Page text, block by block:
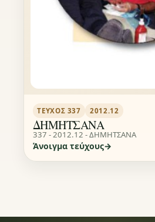
ΤΕΎΧΟΣ 337 2012.12
ΔΗΜΗΤΣΑΝΑ
337 - 2012.12 - ΔΗΜΗΤΣΑΝΑ
Άνοιγμα τεύχους